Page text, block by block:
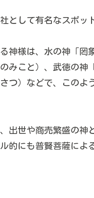
として有名なスポッ
神様は、水の神「
みこと）、武徳の神
つ）などで、このよ
出世や商売繁盛の神
的にも普賢菩薩によ